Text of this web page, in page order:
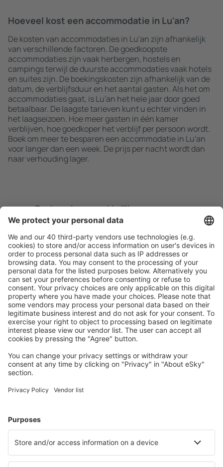
Hoeveel kost een accommodatie in Lu'an?
De kosten van accommodaties in Lu'an zijn afhankelijk
van verschillende factoren. De goedkoopste
accommodaties zijn vaak herbergen, hostels en
campings terwijl de duurste accommodaties vaak hotels
en suites zijn. De boekingskosten zijn afhankelijk van de
datum, de verblijfsduur en het aantal gasten. Als het om
accommodaties gaat, is Lu'an het hele jaar door goed
betaalbaar. De laagste tarieven kunt u echter vinden in
het laagseizoen. Hoe meer gasten in één kamer
verblijven, hoe goedkoper het verblijf per persoon wordt.
Boek om meer te besparen een accommodatie in Lu'an
voor langer dan een week. De prijs per nacht wordt dan
naar verhouding lager.
Zoek snel en gemakkelijk
Aanbieding afgestemd op uw verwachtingen.
Plan veilig
Zorgeloos boeken met gratiss annuleringsopties.
Bespaar meer
Reisaanbiedingen en speciale aanbiedingen voor
geregistreerde gebruikers.
Accommodaties die u bevallen
Kies uit meer dan 1,3 miljoen accommodaties: hotels,
jeugdherbergen, appartementen en meer.
Accommodatie in China - Populaire steden